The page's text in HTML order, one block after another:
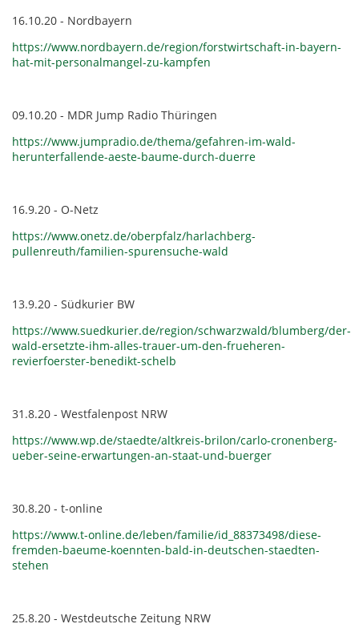
16.10.20 - Nordbayern
https://www.nordbayern.de/region/forstwirtschaft-in-bayern-
hat-mit-personalmangel-zu-kampfen
09.10.20 - MDR Jump Radio Thüringen
https://www.jumpradio.de/thema/gefahren-im-wald-
herunterfallende-aeste-baume-durch-duerre
16.9.20 - O-Netz
https://www.onetz.de/oberpfalz/harlachberg-
pullenreuth/familien-spurensuche-wald
13.9.20 - Südkurier BW
https://www.suedkurier.de/region/schwarzwald/blumberg/der-
wald-ersetzte-ihm-alles-trauer-um-den-frueheren-
revierfoerster-benedikt-schelb
31.8.20 - Westfalenpost NRW
https://www.wp.de/staedte/altkreis-brilon/carlo-cronenberg-
ueber-seine-erwartungen-an-staat-und-buerger
30.8.20 - t-online
https://www.t-online.de/leben/familie/id_88373498/diese-
fremden-baeume-koennten-bald-in-deutschen-staedten-
stehen
25.8.20 - Westdeutsche Zeitung NRW